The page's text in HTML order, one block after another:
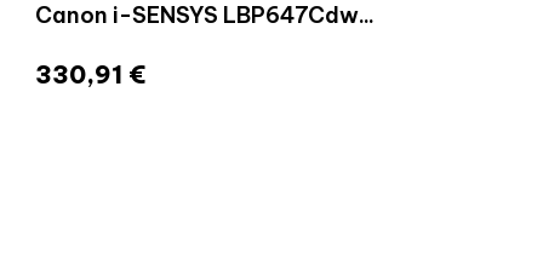
Canon i-SENSYS LBP647Cdw...
330,91 €